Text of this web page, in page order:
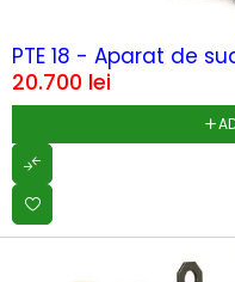
PTE 18 - Aparat de
20.700 lei